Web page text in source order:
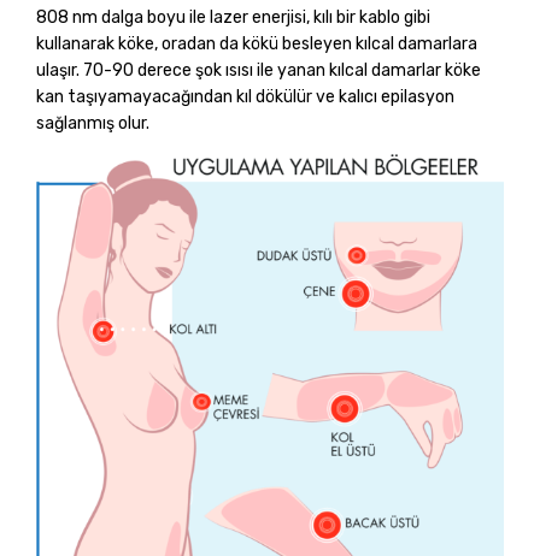
808 nm dalga boyu ile lazer enerjisi, kılı bir kablo gibi
kullanarak köke, oradan da kökü besleyen kılcal damarlara
ulaşır. 70-90 derece şok ısısı ile yanan kılcal damarlar köke
kan taşıyamayacağından kıl dökülür ve kalıcı epilasyon
sağlanmış olur.